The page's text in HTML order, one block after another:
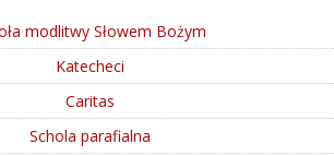
modlitwy Słowem Bożym
Katecheci
Caritas
Schola parafialna